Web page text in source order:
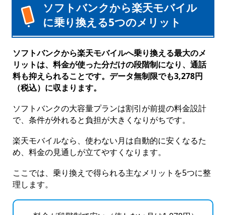
ソフトバンクから楽天モバイル
に乗り換える5つのメリット
ソフトバンクから楽天モバイルへ乗り換える最大のメ
リットは、料金が使った分だけの段階制になり、通話
料も抑えられることです。データ無制限でも3,278円
（税込）に収まります。
ソフトバンクの大容量プランは割引が前提の料金設計
で、条件が外れると負担が大きくなりがちです。
楽天モバイルなら、使わない月は自動的に安くなるた
め、料金の見通しが立てやすくなります。
ここでは、乗り換えで得られる主なメリットを5つに整
理します。